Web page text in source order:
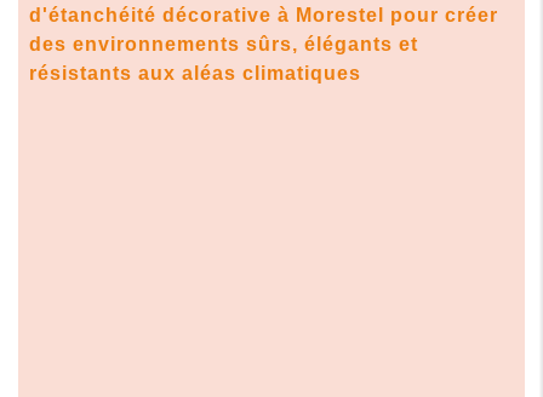
d'étanchéité décorative à Morestel pour créer
des environnements sûrs, élégants et
résistants aux aléas climatiques